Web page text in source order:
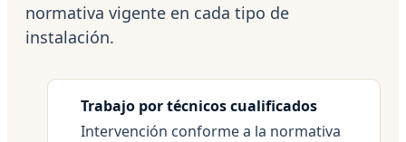
normativa vigente en cada tipo de
instalación.
Trabajo por técnicos cualificados
Intervención conforme a la normativa